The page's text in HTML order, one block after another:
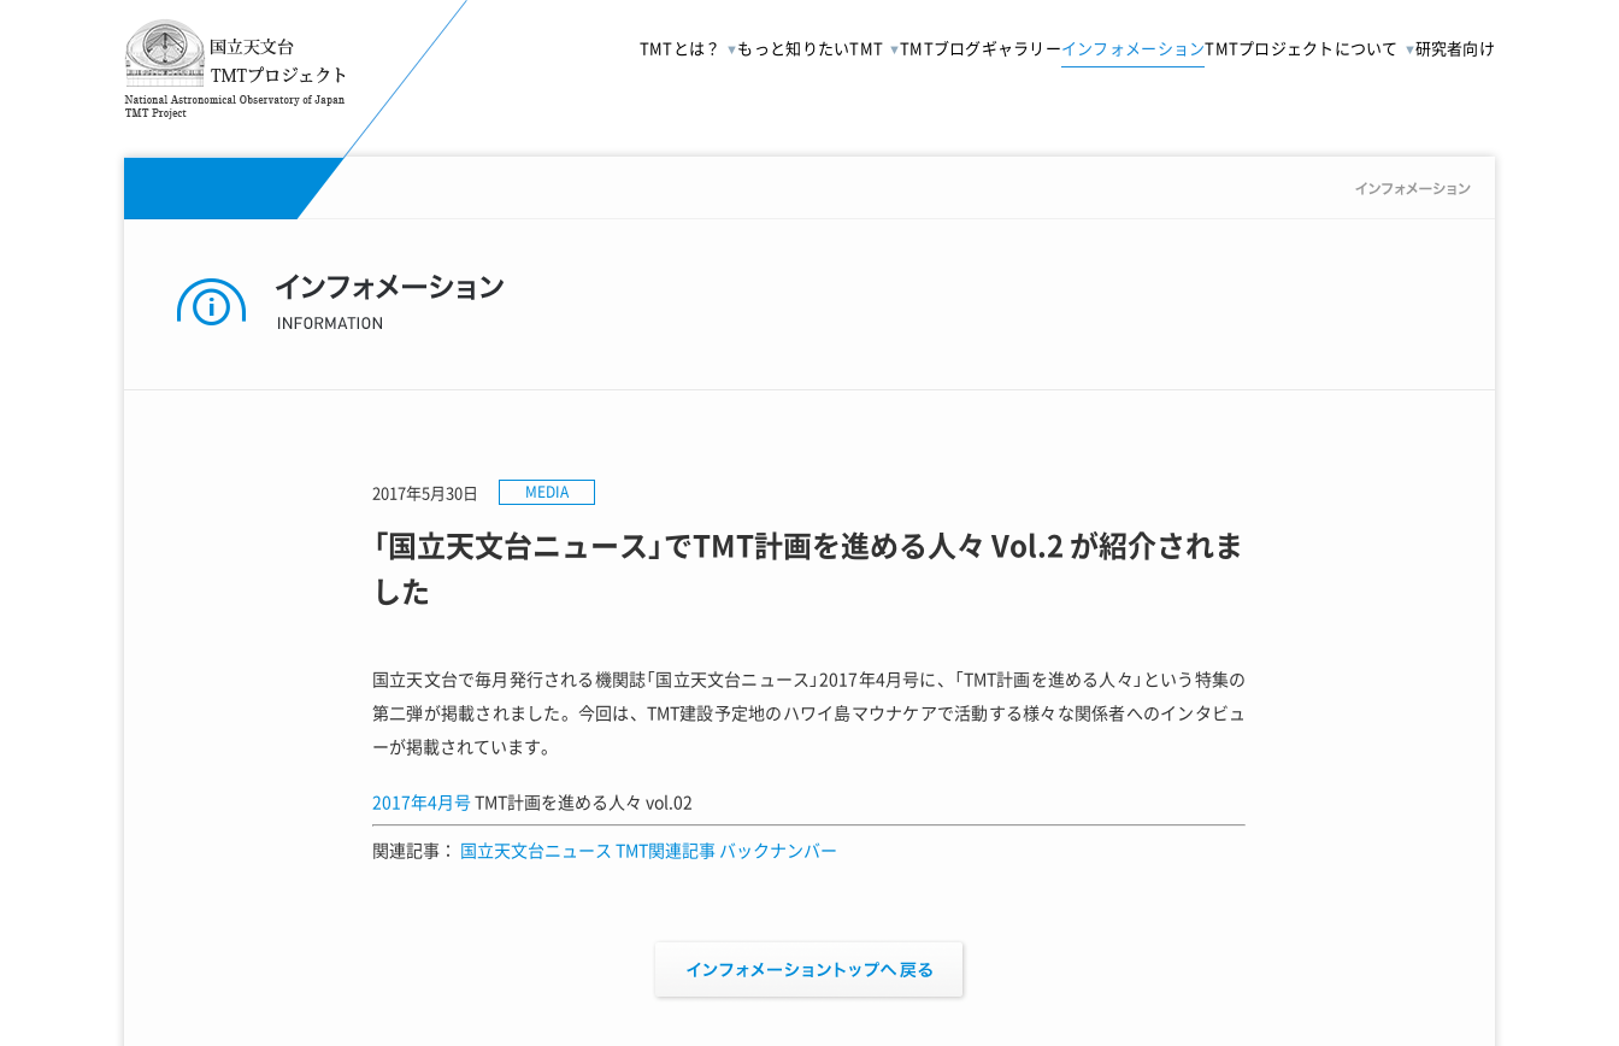
TMTとは？ もっと知りたいTMT TMTブログギャラリーインフォメーションTMTプロジェクトについて 研究者向け
「国立天文台ニュース」でTMT計画を進める人々 Vol.2 が紹介されま
した
2017年5月30日 MEDIA
国立天文台で毎月発行される機関誌「国立天文台ニュース」2017年4月号に、「TMT計画を進める人々」という特集の
第二弾が掲載されました。今回は、TMT建設予定地のハワイ島マウナケアで活動する様々な関係者へのインタビュ
ーが掲載されています。
2017年4月号TMT計画を進める人々 vol.02
関連記事： 国立天文台ニュース TMT関連記事 バックナンバー